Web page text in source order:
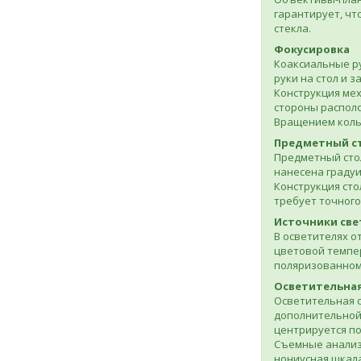
гарантирует,
стекла.
Фокусировка
Коаксиальные
руки на стол и
Конструкция
стороны
Вращением
Предметный
Предметный
нанесена
Конструкция
требует
Источники
В осветителях
цветовой
Осветительная
центрируется
Съемные